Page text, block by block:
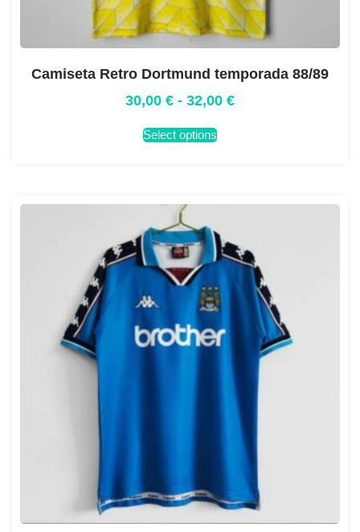
Camiseta Retro Dortmund temporada 88/89
30,00 € - 32,00 €
Select options